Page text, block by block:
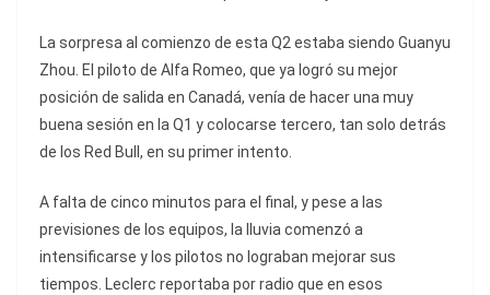
La sorpresa al comienzo de esta Q2 estaba siendo Guanyu
Zhou. El piloto de Alfa Romeo, que ya logró su mejor
posición de salida en Canadá, venía de hacer una muy
buena sesión en la Q1 y colocarse tercero, tan solo detrás
de los Red Bull, en su primer intento.
A falta de cinco minutos para el final, y pese a las
previsiones de los equipos, la lluvia comenzó a
intensificarse y los pilotos no lograban mejorar sus
tiempos. Leclerc reportaba por radio que en esos